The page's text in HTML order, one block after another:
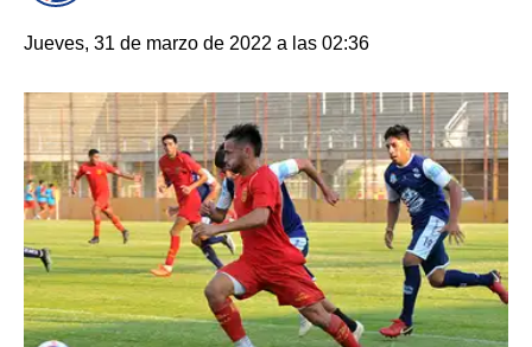
Jueves, 31 de marzo de 2022 a las 02:36